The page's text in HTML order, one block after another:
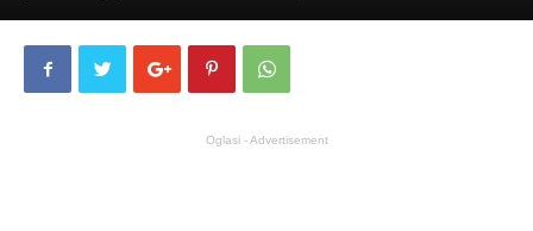
Oglasi - Advertisement